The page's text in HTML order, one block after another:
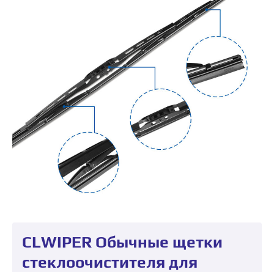
CLWIPER Обычные щетки
стеклоочистителя для